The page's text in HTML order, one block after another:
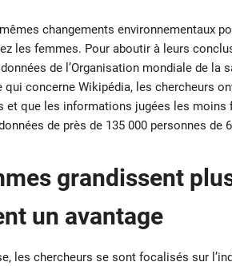
changements environnementaux
les femmes. Pour aboutir à leurs
de l’Organisation mondiale de
qui concerne Wikipédia, les chercheurs
et que les informations jugées les moins
de près de 135 000 personnes de
grandissent
un avantage
les chercheurs se sont focalisés sur